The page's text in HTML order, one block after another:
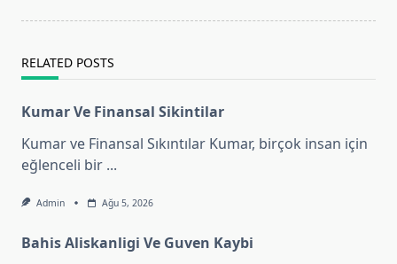
text">Page</span>
RELATED POSTS
Kumar Ve Finansal Sikintilar
Kumar ve Finansal Sıkıntılar Kumar, birçok insan için
eğlenceli bir ...
Admin Ağu 5, 2026
Bahis Aliskanligi Ve Guven Kaybi